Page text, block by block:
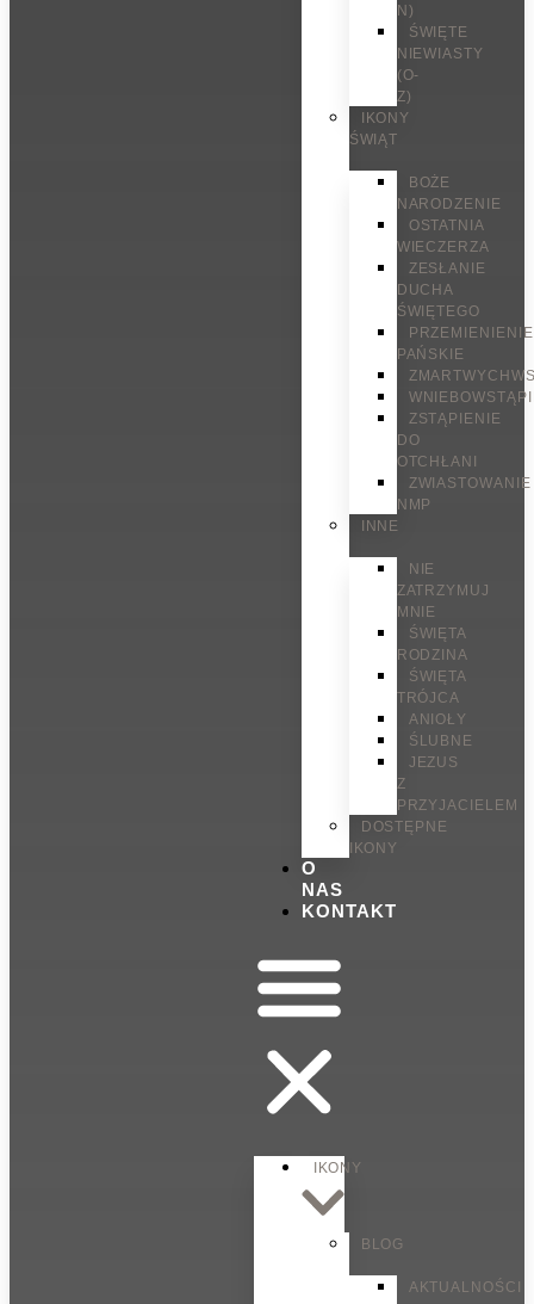
N)
ŚWIĘTE
NIEWIASTY
(O-
Z)
IKONY
ŚWIĄT
BOŻE
NARODZENIE
OSTATNIA
WIECZERZA
ZESŁANIE
DUCHA
ŚWIĘTEGO
PRZEMIENIENIE
PAŃSKIE
ZSTĄPIENIE
DO
OTCHŁANI
ZWIASTOWANIE
NMP
INNE
NIE
ZATRZYMUJ
MNIE
ŚWIĘTA
RODZINA
ŚWIĘTA
TRÓJCA
ANIOŁY
ŚLUBNE
JEZUS
Z
PRZYJACIELEM
DOSTĘPNE
IKONY
O
NAS
KONTAKT
IKONY
BLOG
AKTUALNOŚCI